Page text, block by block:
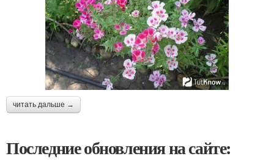
читать дальше →
Последние обновления на сайте: